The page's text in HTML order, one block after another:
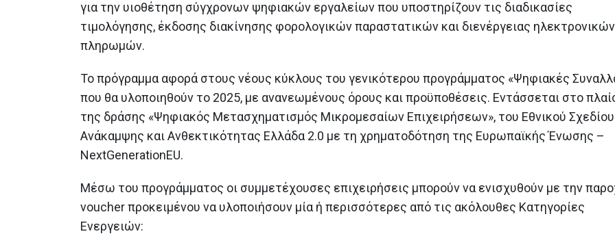
για την υιοθέτηση σύγχρονων ψηφιακών εργαλείων που υποστηρίζουν τις διαδικασίες
τιμολόγησης, έκδοσης διακίνησης φορολογικών παραστατικών και διενέργειας ηλεκτρονικών
πληρωμών.
Το πρόγραμμα αφορά στους νέους κύκλους του γενικότερου προγράμματος «Ψηφιακές
που θα υλοποιηθούν το 2025, με ανανεωμένους όρους και προϋποθέσεις. Εντάσσεται στο
της δράσης «Ψηφιακός Μετασχηματισμός Μικρομεσαίων Επιχειρήσεων», του Εθνικού Σχεδίου
Ανάκαμψης και Ανθεκτικότητας Ελλάδα 2.0 με τη χρηματοδότηση της Ευρωπαϊκής Ένωσης –
NextGenerationEU.
Μέσω του προγράμματος οι συμμετέχουσες επιχειρήσεις μπορούν να ενισχυθούν με την
voucher προκειμένου να υλοποιήσουν μία ή περισσότερες από τις ακόλουθες Κατηγορίες
Ενεργειών:
ιστορικών και αρχαιολογικών
μνημείων στα Δωδεκάνησα
22 Ιουνίου 2026
ημερομηνία υπαγωγής στο «Σπίτι
μου ΙΙ»
27 Μαΐου 2026
Η Ελλάδα υπέβαλε διπλό αίτημα
26 Μαΐου 2026
προλάβουν να
συμβασιοποιηθούν έως 2 Ιουνίου 2026,
δύναται να συμβασιοποιηθούν έως 31
Υποβλήθηκε στην Ευρωπαϊκή
Επιτροπή η πρόταση
αναθεώρησης του Εθνικού
Σχεδίου Ανάκαμψης και Ανθεκτικότητας
Καταληκτική ημερομηνία για τη
συμβασιοποίηση των δανείων
ιστορικών και
μνημείων στα Δωδεκάνησα
22 Ιουνίου 2026
ημερομηνία
μου ΙΙ»
27 Μαΐου 2026
Η Ελλάδα υπέβαλε
26 Μαΐου 2026